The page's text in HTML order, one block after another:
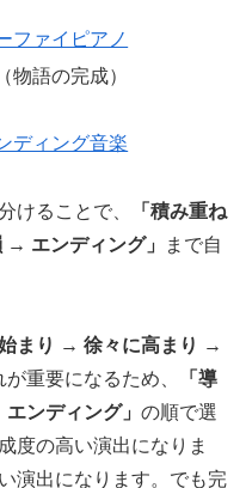
ファイピアノ
物語の完成）
ディング音楽
けることで、
「積み重ね
エンディング」
まで自
始まり → 徐々に高まり →
が重要になるため、
「導
ンディング」 の順で選
度の高い演出になりま
演出になります。でも完